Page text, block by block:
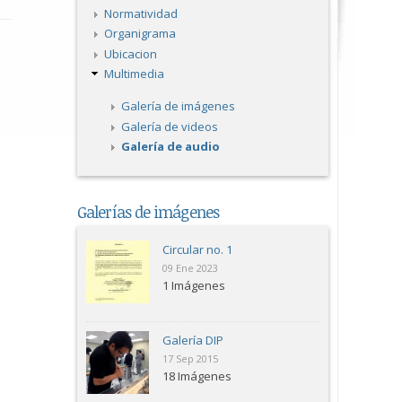
Normatividad
Organigrama
Ubicacion
Multimedia
Galería de imágenes
Galería de videos
Galería de audio
Galerías de imágenes
Circular no. 1
09 Ene 2023
1 Imágenes
Galería DIP
17 Sep 2015
18 Imágenes